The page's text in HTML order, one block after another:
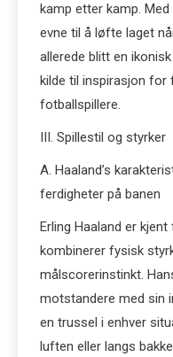
kamp etter kamp.
evne til å løfte laget
allerede blitt en
kilde til inspirasjon for
fotballspillere.
III. Spillestil og styrker
A. Haaland’s
ferdigheter på banen
Erling Haaland er
kombinerer fysisk
målscorerinstinkt.
motstandere med sin
en trussel i enhver
luften eller langs